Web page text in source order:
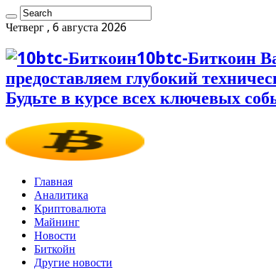
Четверг , 6 августа 2026
10btc-Биткоин
предоставляем глубокий
Будьте в курсе всех ключевых
Главная
Аналитика
Криптовалюта
Майнинг
Новости
Биткойн
Другие новости